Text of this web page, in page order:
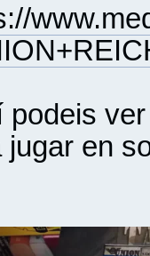
podeis
jugar en